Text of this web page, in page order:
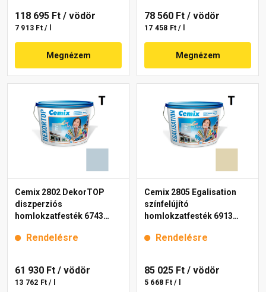
118 695 Ft / vödör
7 913 Ft / l
Megnézem
78 560 Ft / vödör
17 458 Ft / l
Megnézem
Cemix 2802 DekorTOP
diszperziós
homlokzatfesték 6743
Rendelésre
61 930 Ft / vödör
13 762 Ft / l
Cemix 2805 Egalisation
színfelújító
homlokzatfesték 6913
Rendelésre
85 025 Ft / vödör
5 668 Ft / l